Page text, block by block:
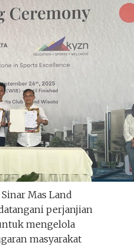
Mas Land
perjanjian
mengelola
masyarakat